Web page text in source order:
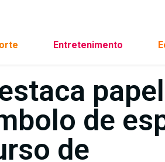
Entretenimento
de
de